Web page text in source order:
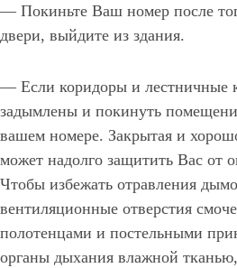
— Покиньте Ваш номер после
двери, выйдите из здания.
— Если коридоры и лестничные
задымлены и покинуть
вашем номере. Закрытая и
может надолго защитить Вас от
Чтобы избежать отравления
вентиляционные отверстия
полотенцами и постельными
органы дыхания влажной